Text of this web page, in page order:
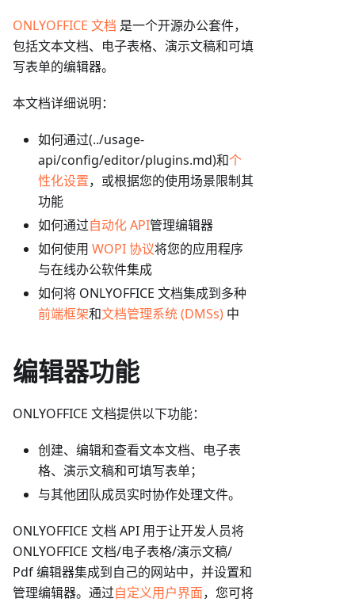
ONLYOFFICE 文档 是一个开源办公套件，
包括文本文档、电子表格、演示文稿和可填
写表单的编辑器。
本文档详细说明：
如何通过(../usage-
api/config/editor/plugins.md)和个
性化设置，或根据您的使用场景限制其
功能
如何通过自动化 API管理编辑器
如何使用 WOPI 协议将您的应用程序
与在线办公软件集成
如何将 ONLYOFFICE 文档集成到多种
前端框架和文档管理系统 (DMSs) 中
编辑器功能
ONLYOFFICE 文档提供以下功能：
创建、编辑和查看文本文档、电子表
格、演示文稿和可填写表单；
与其他团队成员实时协作处理文件。
ONLYOFFICE 文档 API 用于让开发人员将
ONLYOFFICE 文档/电子表格/演示文稿/
Pdf 编辑器集成到自己的网站中，并设置和
管理编辑器。通过自定义用户界面，您可将